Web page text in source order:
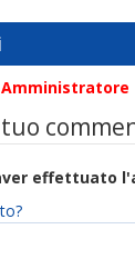
Amministratore
effettuato